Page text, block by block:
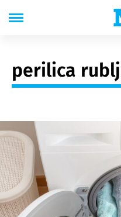
perilica